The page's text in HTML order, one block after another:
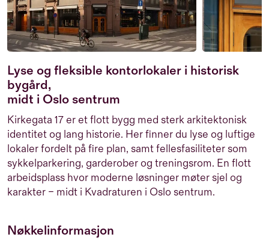
Lyse og fleksible kontorlokaler i historisk
bygård,
midt i Oslo sentrum
Kirkegata 17 er et flott bygg med sterk arkitektonisk
identitet og lang historie. Her finner du lyse og luftige
lokaler fordelt på fire plan, samt fellesfasiliteter som
sykkelparkering, garderober og treningsrom. En flott
arbeidsplass hvor moderne løsninger møter sjel og
karakter – midt i Kvadraturen i Oslo sentrum.
Nøkkelinformasjon